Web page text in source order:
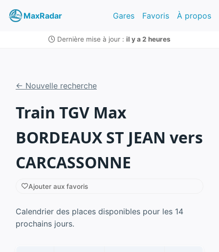
MaxRadar Gares Favoris À propos
Dernière mise à jour : il y a 2 heures
← Nouvelle recherche
Train TGV Max
BORDEAUX ST JEAN vers
CARCASSONNE
Ajouter aux favoris
Calendrier des places disponibles pour les 14
prochains jours.